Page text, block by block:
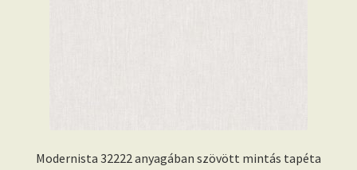
Modernista 32222 anyagában szövött mintás tapéta